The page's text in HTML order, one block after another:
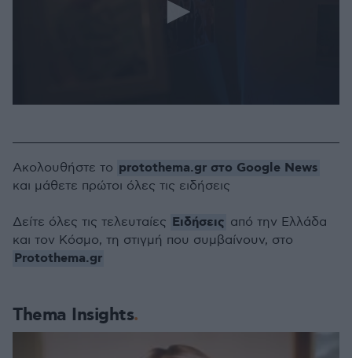
5
minutes,
52
seconds
Thema Insights
Ακολουθήστε το protothema.gr στο Google News
και μάθετε πρώτοι όλες τις ειδήσεις
Δείτε όλες τις τελευταίες Ειδήσεις από την Ελλάδα
και τον Κόσμο, τη στιγμή που συμβαίνουν, στο
Protothema.gr